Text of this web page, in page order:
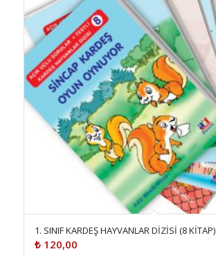
1. SINIF KARDEŞ HAYVANLAR DİZİSİ (8 KİTAP)
₺120,00